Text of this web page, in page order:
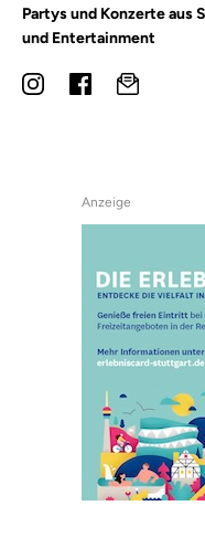
Partys und Konzerte aus
und Entertainment
Anzeige